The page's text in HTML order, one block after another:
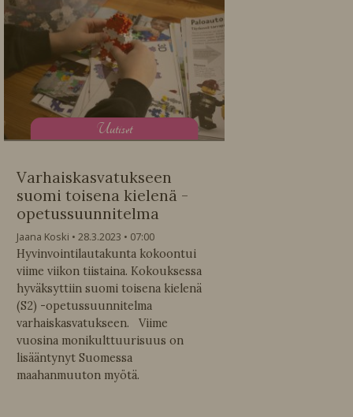
Uutiset
Varhaiskasvatukseen
suomi toisena kielenä -
opetussuunnitelma
Jaana Koski 28.3.2023
07:00
Hyvinvointilautakunta kokoontui
viime viikon tiistaina. Kokouksessa
hyväksyttiin suomi toisena kielenä
(S2) -opetussuunnitelma
varhaiskasvatukseen. Viime
vuosina monikulttuurisuus on
lisääntynyt Suomessa
maahanmuuton myötä.